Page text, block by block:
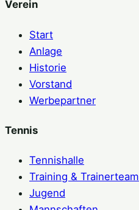
Verein
Start
Anlage
Historie
Vorstand
Werbepartner
Tennis
Tennishalle
Training & Trainerteam
Jugend